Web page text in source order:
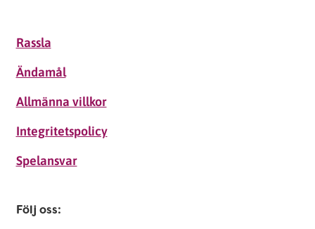
Rassla
Ändamål
Allmänna villkor
Integritetspolicy
Spelansvar
Följ oss: